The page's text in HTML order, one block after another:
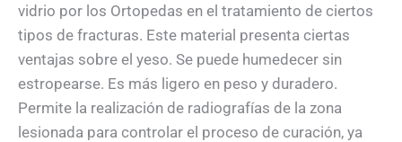
vidrio por los Ortopedas en el tratamiento de ciertos
tipos de fracturas. Este material presenta ciertas
ventajas sobre el yeso. Se puede humedecer sin
estropearse. Es más ligero en peso y duradero.
Permite la realización de radiografías de la zona
lesionada para controlar el proceso de curación, ya